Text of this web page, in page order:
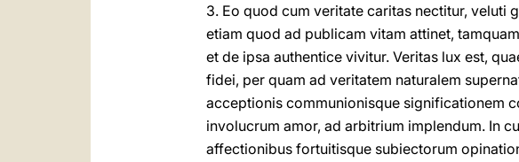
3. Eo quod cum veritate caritas nectitur, veluti
etiam quod ad publicam vitam attinet,
et de ipsa authentice vivitur. Veritas lux est,
fidei, per quam ad veritatem naturalem
acceptionis communionisque significationem
involucrum amor, ad arbitrium implendum. In
affectionibus fortuitisque subiectorum